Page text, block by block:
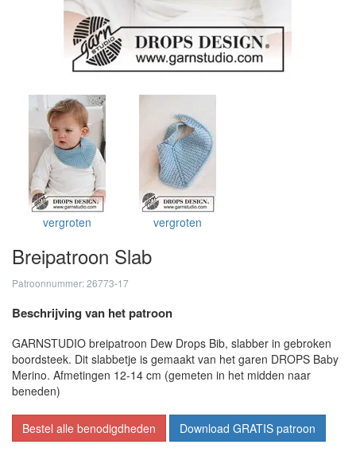
vergroten vergroten
Breipatroon Slab
Patroonnummer: 26773-17
Beschrijving van het patroon
GARNSTUDIO breipatroon Dew Drops Bib, slabber in gebroken
boordsteek. Dit slabbetje is gemaakt van het garen DROPS Baby
Merino. Afmetingen 12-14 cm (gemeten in het midden naar
beneden)
Bestel alle benodigdheden Download GRATIS patroon